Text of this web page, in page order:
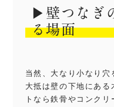
▶︎壁つなぎ
る場面
当然、 大なり小なり穴
大抵は壁の下地にある
トなら鉄骨やコンクリ